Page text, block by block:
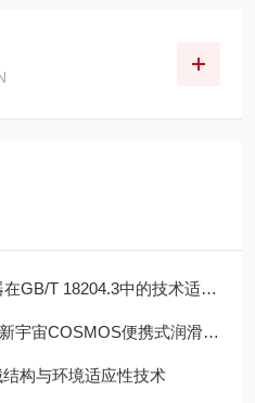
T 18204.3中的技术适配性分析
便携式润滑脂铁粉浓度计SDM-72
构与环境适应性技术